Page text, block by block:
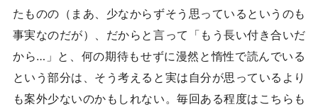
たものの（まあ、少なからずそう思っているというのも
事実なのだが）、だからと言って「もう長い付き合いだ
から…」と、何の期待もせずに漫然と惰性で読んでいる
という部分は、そう考えると実は自分が思っているより
も案外少ないのかもしれない。毎回ある程度はこちらも